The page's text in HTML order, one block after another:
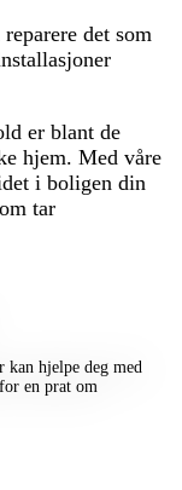
det som
er blant de
hjem. Med våre
i boligen din
tar
kan hjelpe deg med
en prat om